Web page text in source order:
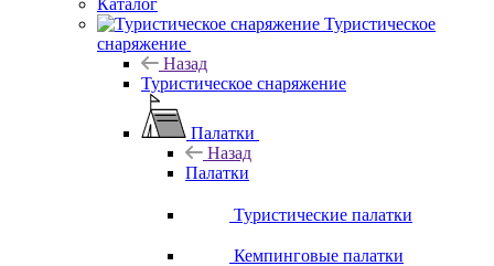
Каталог
Туристическое
снаряжение
Назад
Туристическое снаряжение
Палатки
Назад
Палатки
Туристические палатки
Кемпинговые палатки